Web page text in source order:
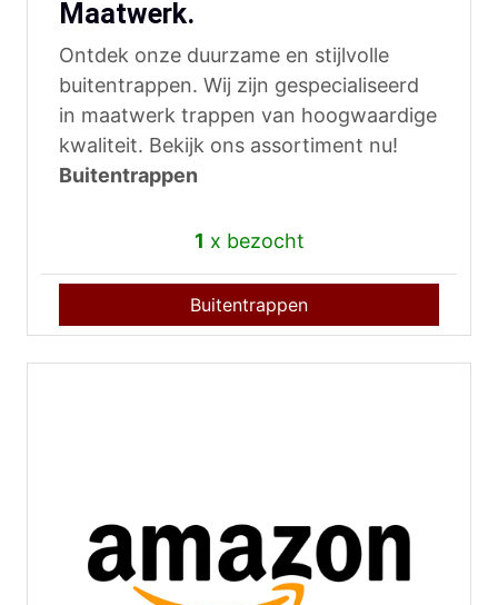
Maatwerk.
Ontdek onze duurzame en stijlvolle
buitentrappen. Wij zijn gespecialiseerd
in maatwerk trappen van hoogwaardige
kwaliteit. Bekijk ons assortiment nu!
Buitentrappen
1 x bezocht
Buitentrappen